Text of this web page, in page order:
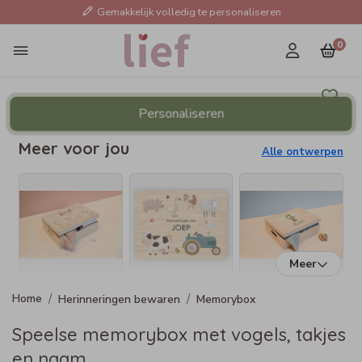
Gemakkelijk volledig te personaliseren
0
Personaliseren
Meer voor jou Alle ontwerpen
Meer
Herinneringen bewaren Memorybox
Speelse memorybox met vogels, takjes